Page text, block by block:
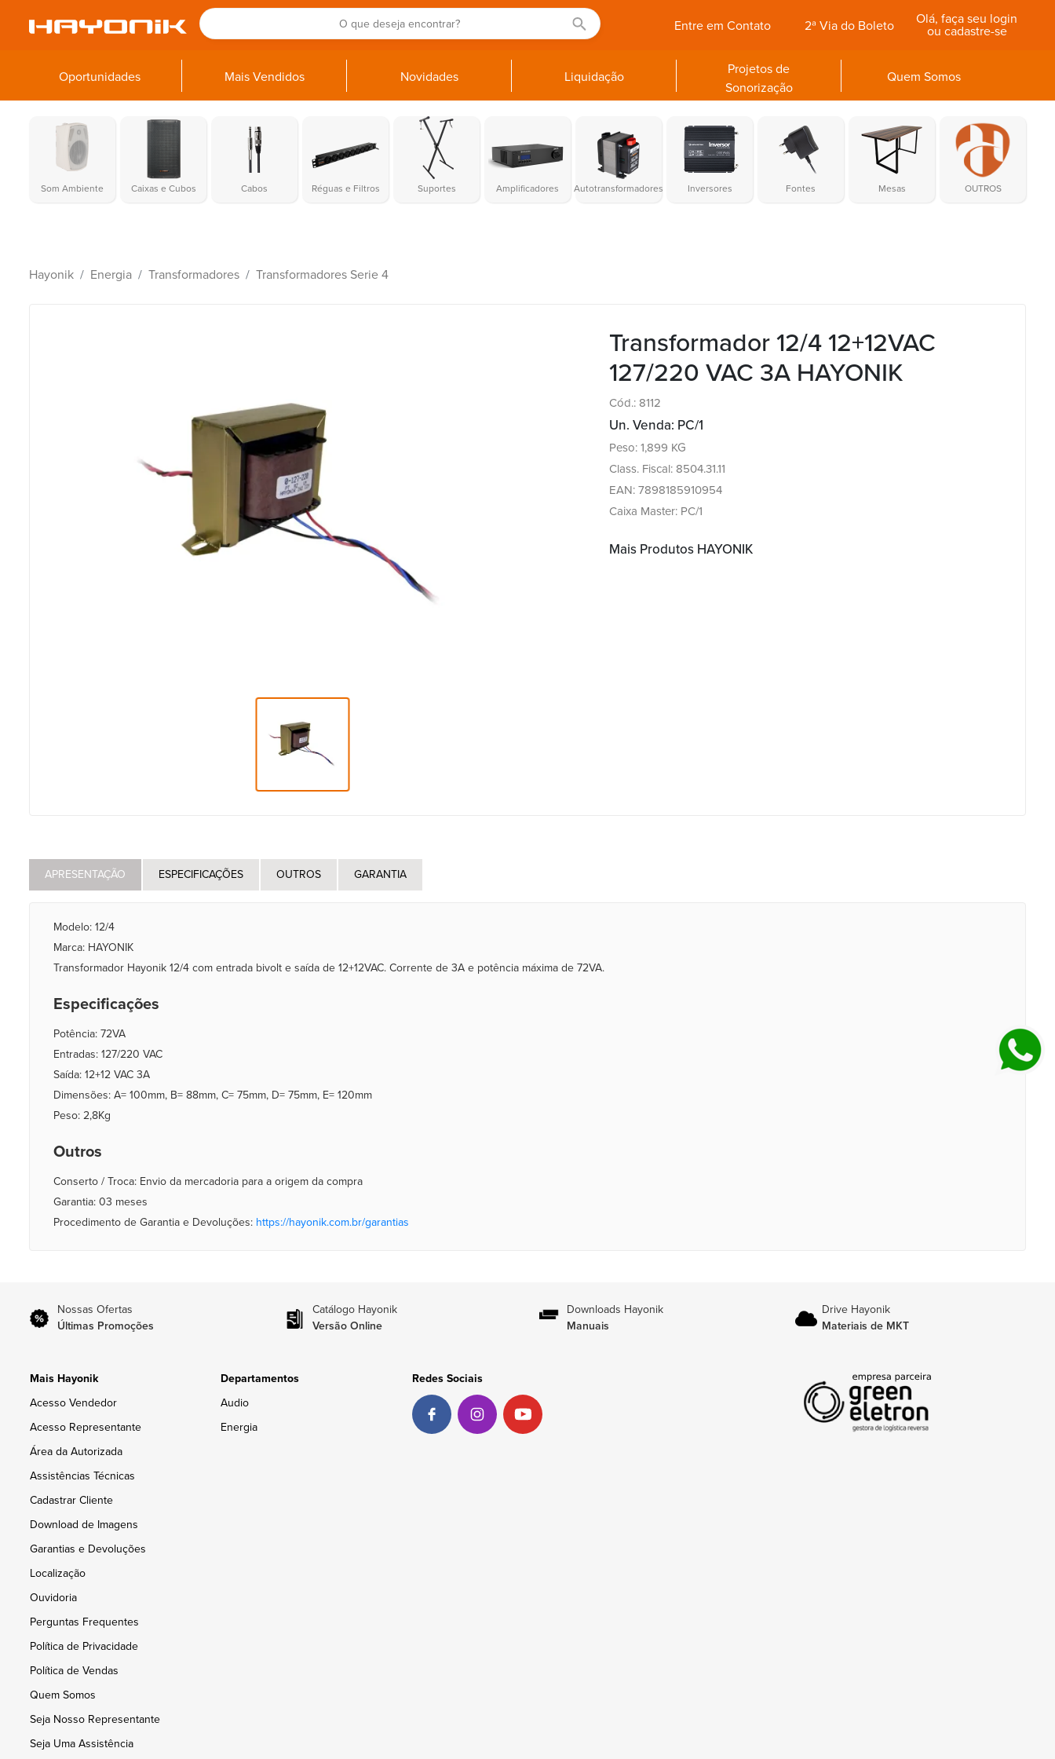
Olá, faça seu login
ou cadastre-se
2ª Via do Boleto
Entre em Contato
Oportunidades Mais Vendidos Novidades Liquidação
Projetos de
Sonorização
Quem Somos
Som Ambiente Caixas e Cubos Cabos Réguas e Filtros Suportes Amplificadores Autotransformadores Inversores Fontes Mesas OUTROS
Hayonik Energia Transformadores Transformadores Serie 4
Transformador 12/4 12+12VAC
127/220 VAC 3A HAYONIK
Cód.: 8112
Un. Venda: PC/1
Peso: 1,899 KG
Class. Fiscal: 8504.31.11
EAN: 7898185910954
Caixa Master: PC/1
Mais Produtos HAYONIK
APRESENTAÇÃO ESPECIFICAÇÕES OUTROS GARANTIA
Modelo: 12/4
Marca: HAYONIK
Transformador Hayonik 12/4 com entrada bivolt e saída de 12+12VAC. Corrente de 3A e potência máxima de 72VA.
Especificações
Potência: 72VA
Entradas: 127/220 VAC
Saída: 12+12 VAC 3A
Dimensões: A= 100mm, B= 88mm, C= 75mm, D= 75mm, E= 120mm
Peso: 2,8Kg
Outros
Conserto / Troca: Envio da mercadoria para a origem da compra
Garantia: 03 meses
Procedimento de Garantia e Devoluções: https://hayonik.com.br/garantias
Nossas Ofertas
Últimas Promoções
Catálogo Hayonik
Versão Online
Downloads Hayonik
Manuais
Drive Hayonik
Materiais de MKT
Mais Hayonik
Acesso Vendedor
Acesso Representante
Área da Autorizada
Assistências Técnicas
Cadastrar Cliente
Download de Imagens
Garantias e Devoluções
Localização
Ouvidoria
Perguntas Frequentes
Política de Privacidade
Política de Vendas
Quem Somos
Seja Nosso Representante
Seja Uma Assistência
Departamentos
Audio
Energia
Redes Sociais